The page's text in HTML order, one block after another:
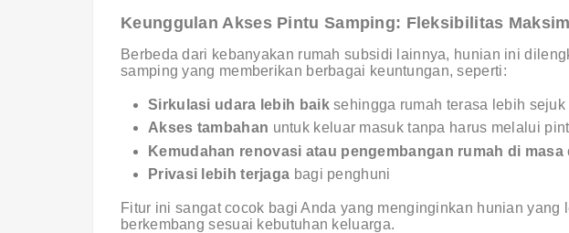
Keunggulan Akses Pintu Samping: Fleksibilitas
Berbeda dari kebanyakan rumah subsidi lainnya, hunian ini
samping yang memberikan berbagai keuntungan, seperti:
Sirkulasi udara lebih baiksehingga rumah terasa lebih sejuk
Akses tambahan untuk keluar masuk tanpa harus melalui
Kemudahan renovasi atau pengembangan rumah di masa
Privasi lebih terjaga bagi penghuni
Fitur ini sangat cocok bagi Anda yang menginginkan hunian yang
berkembang sesuai kebutuhan keluarga.